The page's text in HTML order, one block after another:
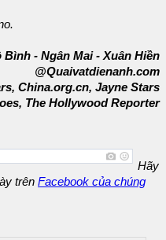
- Ngân Mai - Xuân Hiền
@Quaivatdienanh.com
China.org.cn, Jayne Stars
The Hollywood Reporter
Hãy
trên Facebook của chúng